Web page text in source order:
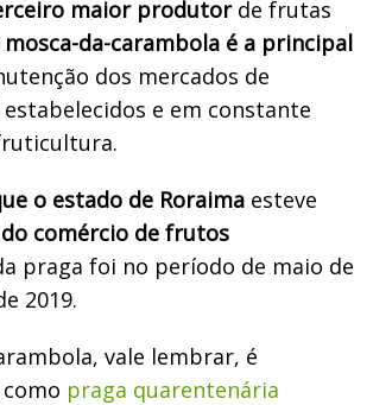
maior produtorde frutas
mosca-da-carambola é a principal
dos mercados de
e em constante
o estado de Roraima esteve
comércio de frutos
praga foi no período de maio de
2019.
vale lembrar, é
praga quarentenária